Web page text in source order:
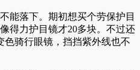
能落下。期初想买个劳保护目
得力护目镜才20多块。不过还
色骑行眼镜，挡挡紫外线也不